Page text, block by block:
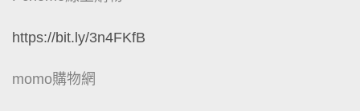
https://bit.ly/3n4FKfB
momo購物網